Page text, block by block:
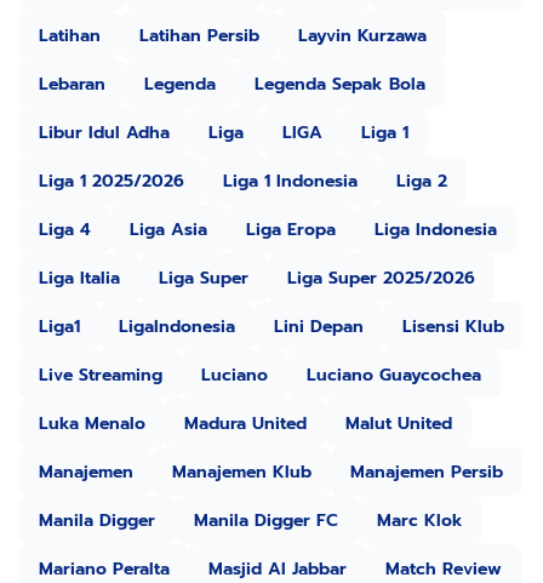
Latihan
Latihan Persib
Layvin Kurzawa
Lebaran
Legenda
Legenda Sepak Bola
Libur Idul Adha
Liga LIGA
Liga 1
Liga 1 2025/2026
Liga 1 Indonesia
Liga 2
Liga 4
Liga Asia Liga Eropa
Liga Indonesia
Liga Italia
Liga Super
Liga Super 2025/2026
Liga1
LigaIndonesia Lini Depan
Lisensi Klub
Live Streaming
Luciano
Luciano Guaycochea
Luka Menalo
Madura United
Malut United
Manajemen
Manajemen Klub
Manajemen Persib
Manila Digger
Manila Digger FC
Marc Klok
Mariano Peralta
Masjid Al Jabbar
Match Review